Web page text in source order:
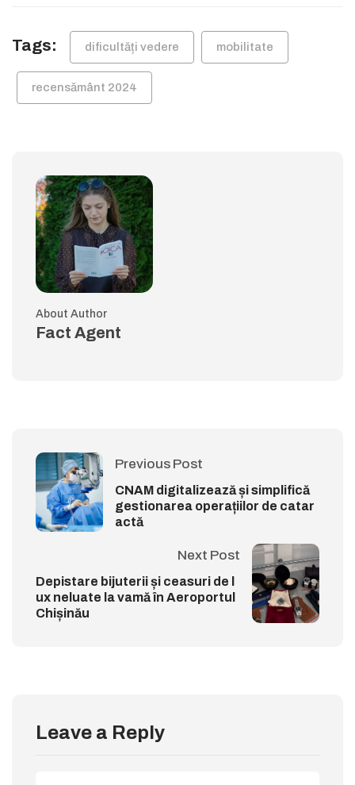
Tags: dificultăți vedere mobilitate
recensământ 2024
About Author
Fact Agent
Previous Post
CNAM digitalizează și simplifică
gestionarea operațiilor de catar
actă
Next Post
Depistare bijuterii și ceasuri de l
ux neluate la vamă în Aeroportul
Chișinău
Leave a Reply